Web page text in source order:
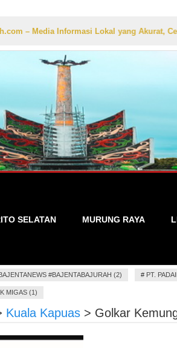
Informasi Lokal yang Akurat, Cepat, dan
SELATAN MURUNG RAYA
#BAJENTABAJURAH (2) # PT.
MIGAS (1)
Kuala Kapuas > Golkar